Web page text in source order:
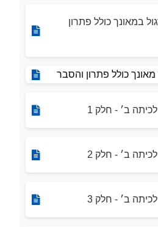
במאונך כולל פתרון
כולל פתרון והסבר
ב׳ - חלק 1
ב׳ - חלק 2
ב׳ - חלק 3